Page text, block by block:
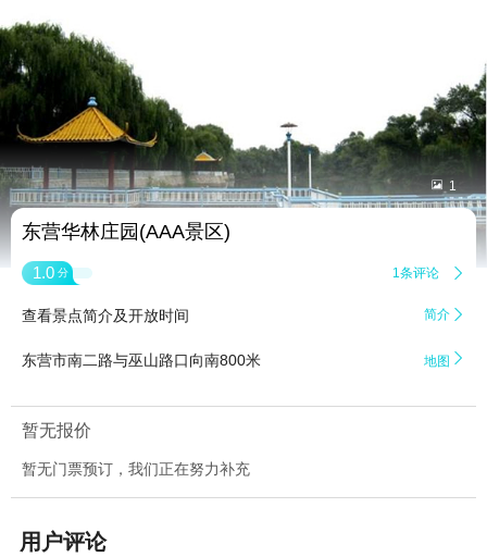
 1
东营华林庄园(AAA景区)
1.0 分 1条评论 
查看景点简介及开放时间 简介 
东营市南二路与巫山路口向南800米 地图 
暂无报价
暂无门票预订，我们正在努力补充
用户评论
